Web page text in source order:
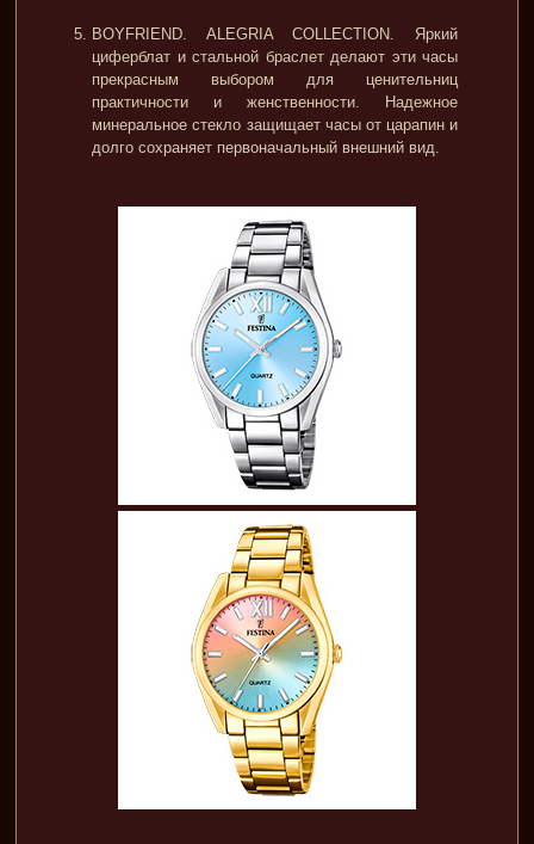
BOYFRIEND. ALEGRIA COLLECTION. Яркий
циферблат и стальной браслет делают эти часы
прекрасным выбором для ценительниц
практичности и женственности. Надежное
минеральное стекло защищает часы от царапин и
долго сохраняет первоначальный внешний вид.